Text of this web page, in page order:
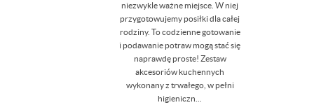
niezwykle ważne miejsce. W niej
przygotowujemy posiłki dla całej
rodziny. To codzienne gotowanie
i podawanie potraw mogą stać się
naprawdę proste! Zestaw
akcesoriów kuchennych
wykonany z trwałego, w pełni
higieniczn...